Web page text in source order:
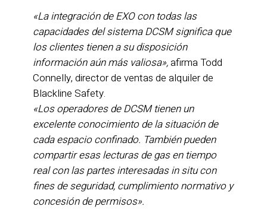
«La integración de EXO con todas las
capacidades del sistema DCSM significa que
los clientes tienen a su disposición
información aún más valiosa»,afirma Todd
Connelly, director de ventas de alquiler de
Blackline Safety.
«Los operadores de DCSM tienen un
excelente conocimiento de la situación de
cada espacio confinado. También pueden
compartir esas lecturas de gas en tiempo
real con las partes interesadas in situ con
fines de seguridad, cumplimiento normativo y
concesión de permisos».